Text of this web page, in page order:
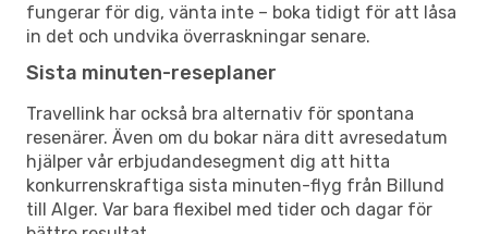
fungerar för dig, vänta inte – boka tidigt för att låsa
in det och undvika överraskningar senare.
Sista minuten-reseplaner
Travellink har också bra alternativ för spontana
resenärer. Även om du bokar nära ditt avresedatum
hjälper vår erbjudandesegment dig att hitta
konkurrenskraftiga sista minuten-flyg från Billund
till Alger. Var bara flexibel med tider och dagar för